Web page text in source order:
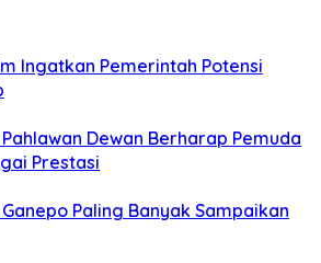
Ingatkan Pemerintah Potensi
Dewan Berharap Pemuda
Prestasi
Paling Banyak Sampaikan